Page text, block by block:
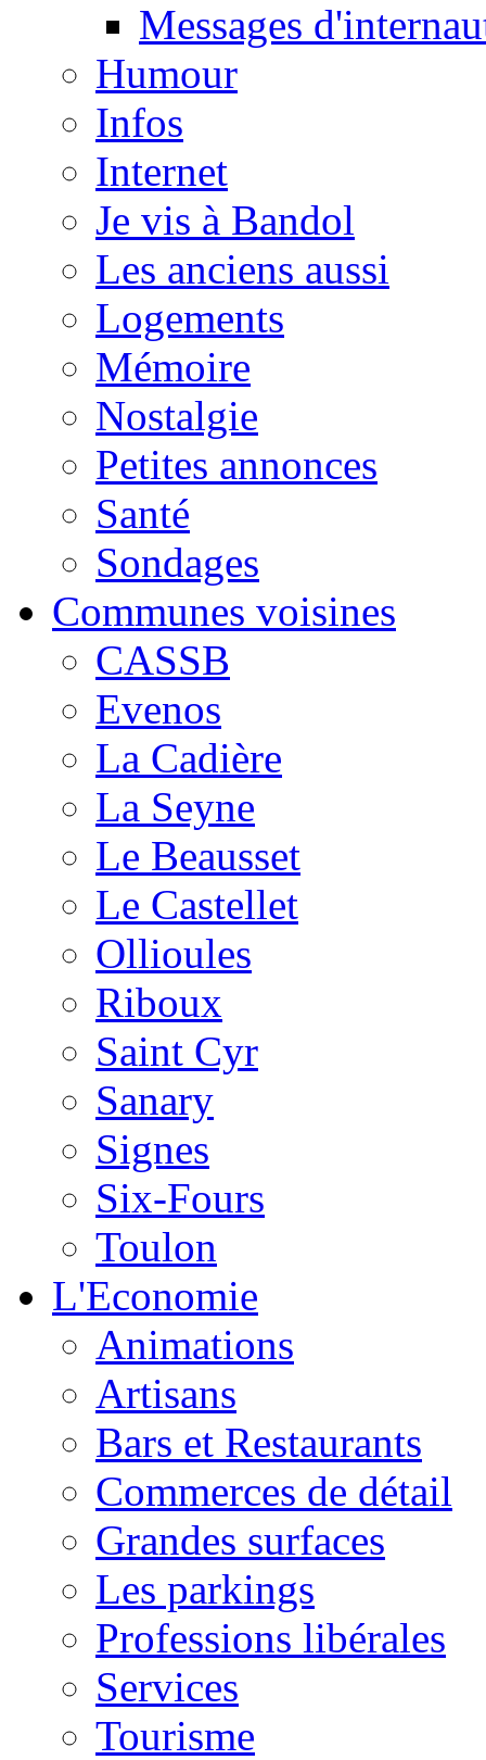
Messages
Humour
Infos
Internet
Je vis à Bandol
Les anciens aussi
Logements
Mémoire
Nostalgie
Petites annonces
Santé
Sondages
Communes voisines
CASSB
Evenos
La Cadière
La Seyne
Le Beausset
Le Castellet
Ollioules
Riboux
Saint Cyr
Sanary
Signes
Six-Fours
Toulon
L'Economie
Animations
Artisans
Bars et Restaurants
Commerces de détail
Grandes surfaces
Les parkings
Professions libérales
Services
Tourisme